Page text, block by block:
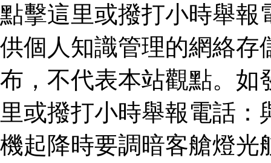
點擊這里或撥打小時舉報
供個人知識管理的網絡存
布，不代表本站觀點。如
里或撥打小時舉報電話：
機起降時要調暗客艙燈